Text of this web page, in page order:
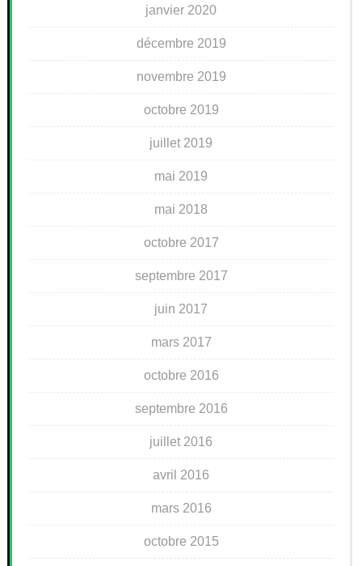
janvier 2020
décembre 2019
novembre 2019
octobre 2019
juillet 2019
mai 2019
mai 2018
octobre 2017
septembre 2017
juin 2017
mars 2017
octobre 2016
septembre 2016
juillet 2016
avril 2016
mars 2016
octobre 2015